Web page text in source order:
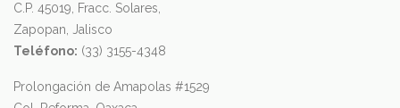
C.P. 45019, Fracc. Solares,
Zapopan, Jalisco
Teléfono: (33) 3155-4348
Prolongación de Amapolas #1529